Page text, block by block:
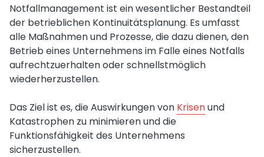
09:00 - 12:30 Uhr & 13:30 - 17:00 Uhr
Freitag:
09:00 - 12:30 Uhr
Notfallmanagement ist ein wesentlicher Bestandteil
der betrieblichen Kontinuitätsplanung. Es umfasst
alle Maßnahmen und Prozesse, die dazu dienen, den
Betrieb eines Unternehmens im Falle eines Notfalls
aufrechtzuerhalten oder schnellstmöglich
wiederherzustellen.
Das Ziel ist es, die Auswirkungen von Krisenund
Katastrophen zu minimieren und die
Funktionsfähigkeit des Unternehmens
sicherzustellen.